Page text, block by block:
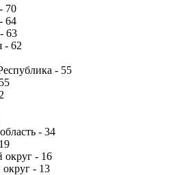
70
64
63
- 62
- 55
- 34
округ - 16
- 13